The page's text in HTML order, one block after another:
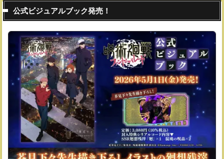
公式ビジュアルブック発売！